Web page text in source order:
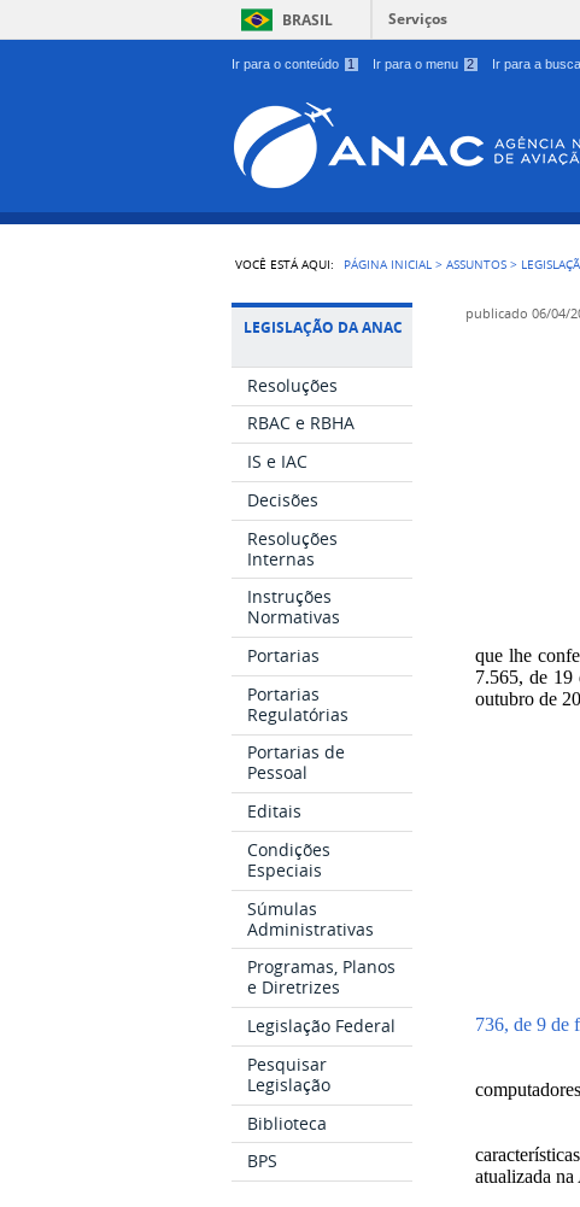
Ir para o conteúdo 1 Ir para o menu 2 Ir para a busca
BRASIL Serviços
VOCÊ ESTÁ AQUI: PÁGINA INICIAL >ASSUNTOS >
LEGISLAÇÃO DA ANAC
Resoluções
RBAC e RBHA
IS e IAC
Decisões
Resoluções
Internas
Instruções
Normativas
Portarias
Portarias
Regulatórias
Portarias de
Pessoal
Editais
Condições
Especiais
Súmulas
Administrativas
Programas, Planos
e Diretrizes
Legislação Federal
Pesquisar
Legislação
Biblioteca
BPS
publicado 06/04/
que lhe
7.565, de 19
outubro de
736, de 9 de
atualizada